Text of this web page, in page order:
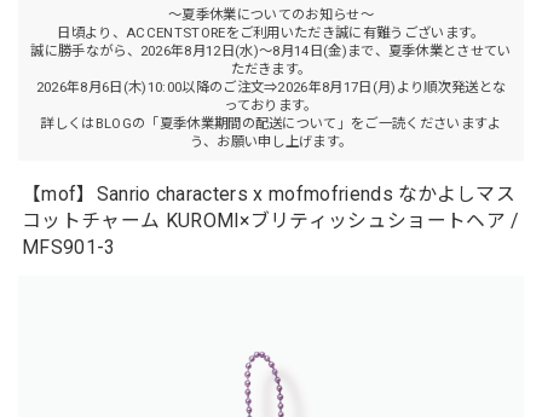
～夏季休業についてのお知らせ～
日頃より、ACCENTSTOREをご利用いただき誠に有難うございます。
誠に勝手ながら、2026年8月12日(水)～8月14日(金)まで、夏季休業とさせてい
ただきます。
2026年8月6日(木)10:00以降のご注文⇒2026年8月17日(月)より順次発送とな
っております。
詳しくはBLOGの「夏季休業期間の配送について」をご一読くださいますよ
う、お願い申し上げます。
【mof】Sanrio characters x mofmofriends なかよしマス
コットチャーム KUROMI×ブリティッシュショートヘア /
MFS901-3